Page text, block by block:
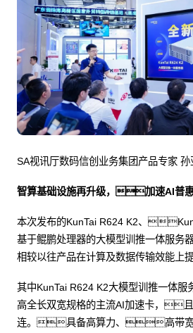
SA视讯厅数码信创业务集团产品专家 孙
智算基础设施再升级，加速AI普
本次发布的KunTai R624 K2、
基于鲲鹏处理器的大模型训推一体服
相较以往产品在计算及数据传输效能
其中KunTai R624 K2大模型训推一体服
高全长双宽规格的主流AI加速卡，
连。具备高算力、高带